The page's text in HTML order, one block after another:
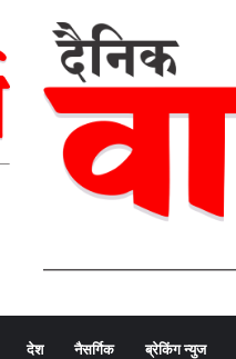
देश नैसर्गिक ब्रेकिंग न्युज